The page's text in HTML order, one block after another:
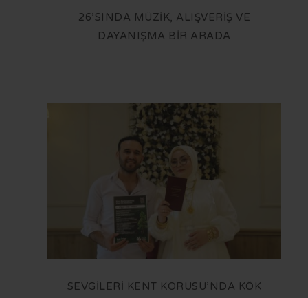
26’SINDA MÜZİK, ALIŞVERİŞ VE
DAYANIŞMA BİR ARADA
SEVGİLERİ KENT KORUSU’NDA KÖK